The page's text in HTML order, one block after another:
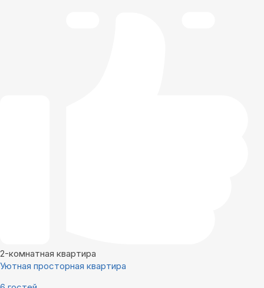
2-комнатная квартира
Уютная просторная квартира